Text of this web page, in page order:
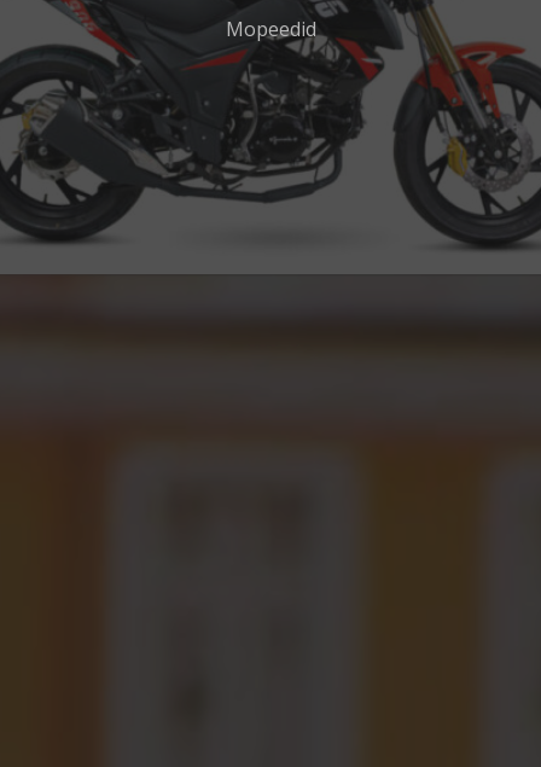
Mopeedid